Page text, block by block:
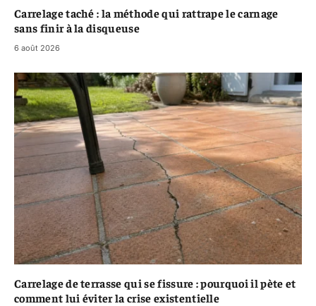
Carrelage taché : la méthode qui rattrape le carnage
sans finir à la disqueuse
6 août 2026
Carrelage de terrasse qui se fissure : pourquoi il pète et
comment lui éviter la crise existentielle